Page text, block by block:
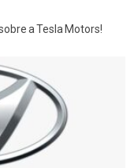
a Tesla Motors!